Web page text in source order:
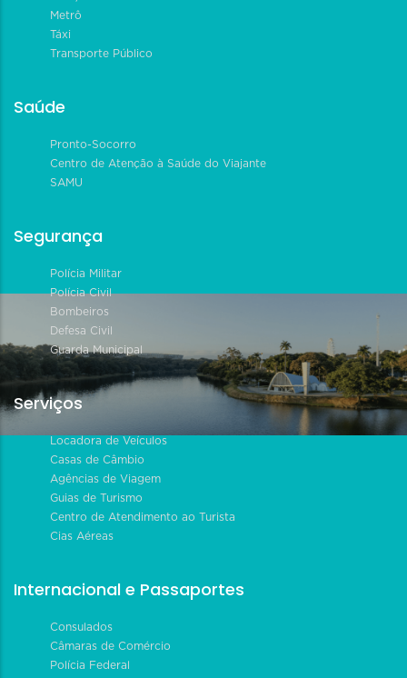
Metrô
Táxi
Transporte Público
Saúde
Pronto-Socorro
Centro de Atenção à Saúde do Viajante
SAMU
Segurança
Polícia Militar
Polícia Civil
Bombeiros
Defesa Civil
Guarda Municipal
Serviços
Locadora de Veículos
Casas de Câmbio
Agências de Viagem
Guias de Turismo
Centro de Atendimento ao Turista
Cias Aéreas
Internacional e Passaportes
Consulados
Câmaras de Comércio
Polícia Federal